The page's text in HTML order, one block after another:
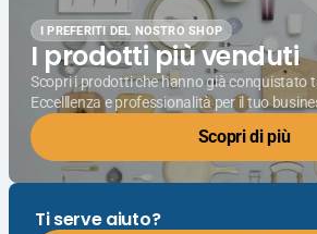
I PREFERITI DEL NOSTRO SHOP
I prodotti più venduti
Scopri i prodotti che hanno già conquistato
Eccelllenza e professionalità per il tuo
Scopri di più
Ti serve aiuto?